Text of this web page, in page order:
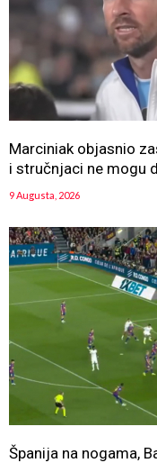
Marciniak objasnio
i stručnjaci ne mogu
9 Augusta, 2026
Španija na nogama,